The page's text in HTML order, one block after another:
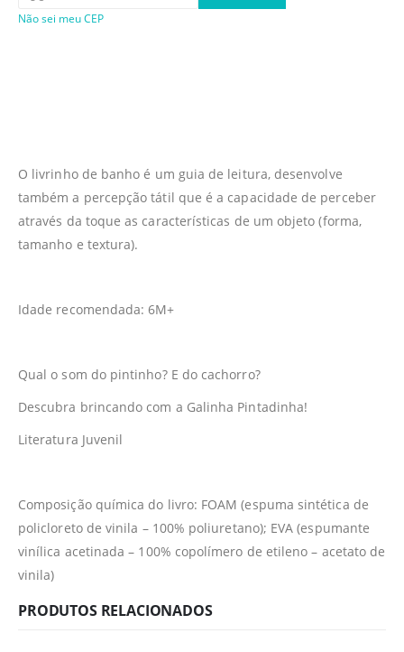
Não sei meu CEP
O livrinho de banho é um guia de leitura, desenvolve
também a percepção tátil que é a capacidade de perceber
através da toque as características de um objeto (forma,
tamanho e textura).
Idade recomendada: 6M+
Qual o som do pintinho? E do cachorro?
Descubra brincando com a Galinha Pintadinha!
Literatura Juvenil
Composição química do livro: FOAM (espuma sintética de
policloreto de vinila – 100% poliuretano); EVA (espumante
vinílica acetinada – 100% copolímero de etileno – acetato de
vinila)
PRODUTOS RELACIONADOS